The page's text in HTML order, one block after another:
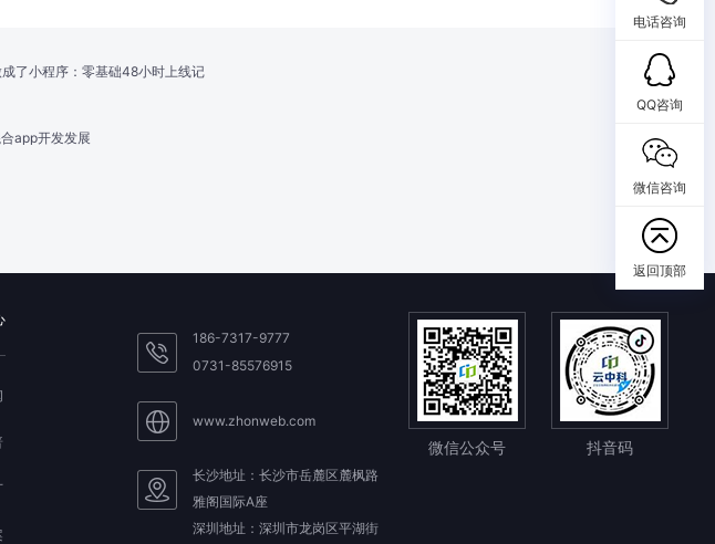
电话咨询
QQ咨询
微信咨询
返回顶部
了小程序：零基础48小时上线记
app开发发展
186-7317-9777
0731-85576915
www.zhonweb.com
长沙地址：长沙市岳麓区麓枫路
雅阁国际A座
深圳地址：深圳市龙岗区平湖街
微信公众号 抖音码